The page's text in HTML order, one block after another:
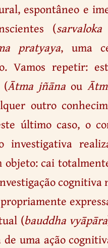
espontâneo e
(
pratyaya, uma
Vamos repetir:
(Ātma jñānaou
outro
último caso, o
investigativa
objeto: cai
(bauddha vyāpāra
uma ação